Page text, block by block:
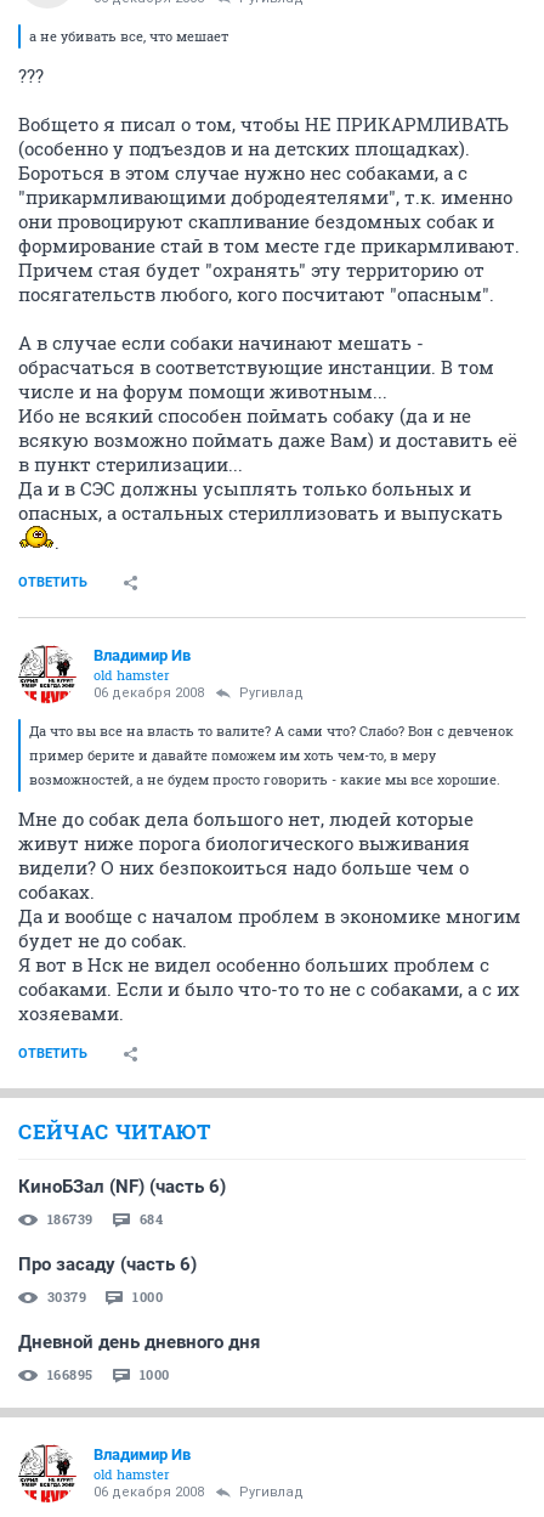
а не убивать все, что мешает
???
Вобщето я писал о том, чтобы НЕ ПРИКАРМЛИВАТЬ
(особенно у подъездов и на детских площадках).
Бороться в этом случае нужно нес собаками, а с
"прикармливающими добродеятелями", т.к. именно
они провоцируют скапливание бездомных собак и
формирование стай в том месте где прикармливают.
Причем стая будет "охранять" эту территорию от
посягательств любого, кого посчитают "опасным".
А в случае если собаки начинают мешать -
обрасчаться в соответствующие инстанции. В том
числе и на форум помощи животным...
Ибо не всякий способен поймать собаку (да и не
всякую возможно поймать даже Вам) и доставить её
в пункт стерилизации...
Да и в СЭС должны усыплять только больных и
опасных, а остальных стериллизовать и выпускать
.
ОТВЕТИТЬ
Владимир Ив
old hamster
06 декабря 2008 Ругивлад
Да что вы все на власть то валите? А сами что? Слабо? Вон с девченок
пример берите и давайте поможем им хоть чем-то, в меру
возможностей, а не будем просто говорить - какие мы все хорошие.
Мне до собак дела большого нет, людей которые
живут ниже порога биологического выживания
видели? О них безпокоиться надо больше чем о
собаках.
Да и вообще с началом проблем в экономике многим
будет не до собак.
Я вот в Нск не видел особенно больших проблем с
собаками. Если и было что-то то не с собаками, а с их
хозяевами.
ОТВЕТИТЬ
СЕЙЧАС ЧИТАЮТ
КиноБЗал (NF) (часть 6)
186739 684
Про засаду (часть 6)
30379 1000
Дневной день дневного дня
166895 1000
Владимир Ив
old hamster
06 декабря 2008 Ругивлад